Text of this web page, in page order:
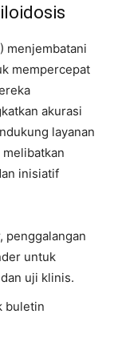
menjembatani
mempercepat
akurasi
layanan
melibatkan
inisiatif
penggalangan
untuk
uji klinis.
buletin